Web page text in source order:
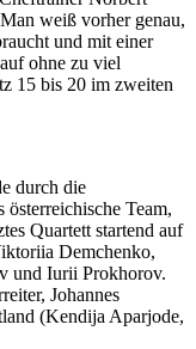
weiß vorher genau,
und mit einer
ohne zu viel
15 bis 20 im zweiten
durch die
Team,
Quartett startend auf
Demchenko,
und Iurii Prokhorov.
Johannes
(Kendija Aparjode,